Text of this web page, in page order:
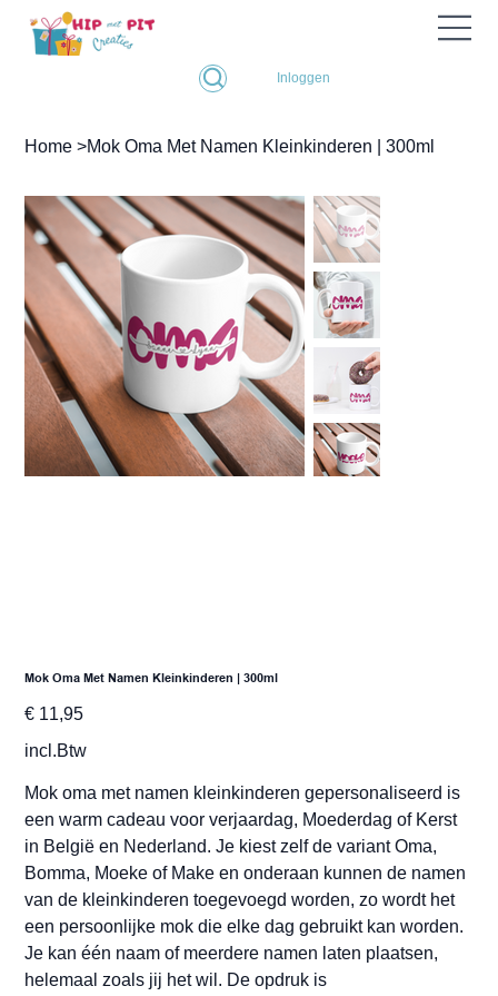
Inloggen
Home >Mok Oma Met Namen Kleinkinderen | 300ml
Mok Oma Met Namen Kleinkinderen | 300ml
Prijs
€ 11,95
incl.Btw
Mok oma met namen kleinkinderen gepersonaliseerd is
een warm cadeau voor verjaardag, Moederdag of Kerst
in België en Nederland. Je kiest zelf de variant Oma,
Bomma, Moeke of Make en onderaan kunnen de namen
van de kleinkinderen toegevoegd worden, zo wordt het
een persoonlijke mok die elke dag gebruikt kan worden.
Je kan één naam of meerdere namen laten plaatsen,
helemaal zoals jij het wil. De opdruk is